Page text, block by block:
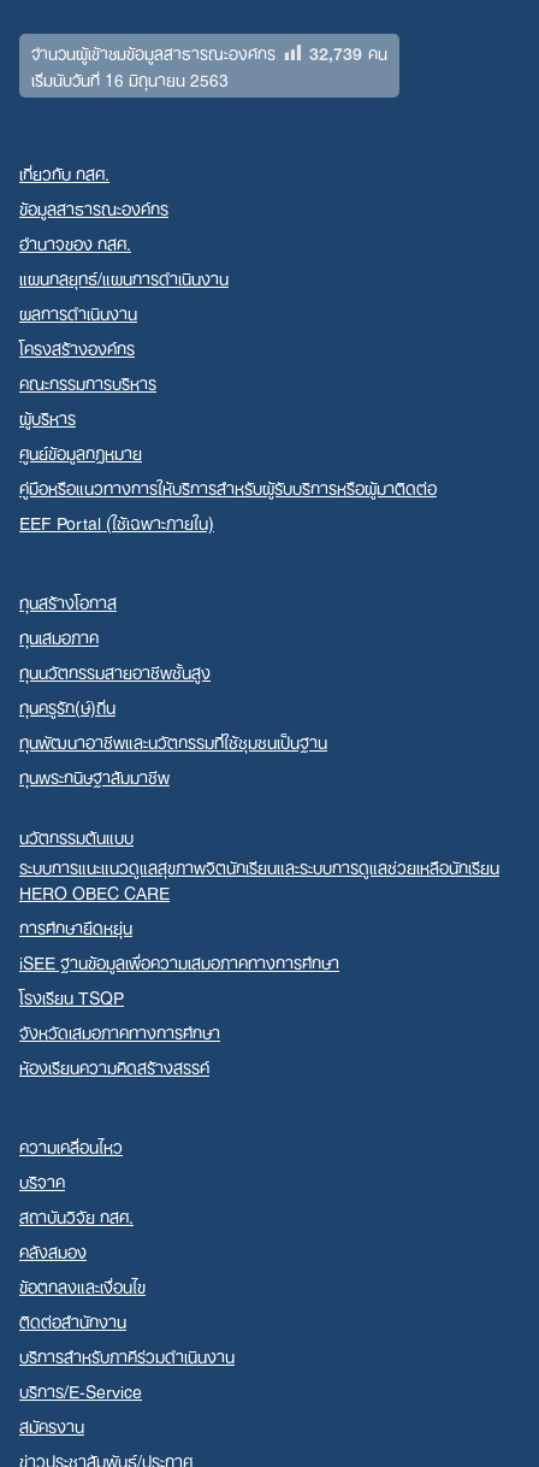
จำนวนผู้เข้าชมข้อมูลสาธารณะองค์กร 32,739คน
เริ่มนับวันที่ 16 มิถุนายน 2563
เกี่ยวกับ กสศ.
ข้อมูลสาธารณะองค์กร
อำนาจของ กสศ.
แผนกลยุทธ์/แผนการดำเนินงาน
ผลการดำเนินงาน
โครงสร้างองค์กร
คณะกรรมการบริหาร
ผู้บริหาร
ศูนย์ข้อมูลกฎหมาย
คู่มือหรือแนวทางการให้บริการสำหรับผู้รับบริการหรือผู้มาติดต่อ
EEF Portal (ใช้เฉพาะภายใน)
ทุนสร้างโอกาส
ทุนเสมอภาค
ทุนนวัตกรรมสายอาชีพชั้นสูง
ทุนครูรัก(ษ์)ถิ่น
ทุนพัฒนาอาชีพและนวัตกรรมที่ใช้ชุมชนเป็นฐาน
ทุนพระกนิษฐาสัมมาชีพ
นวัตกรรมต้นแบบ
ระบบการแนะแนวดูแลสุขภาพจิตนักเรียนและระบบการดูแลช่วยเหลือนักเรียน
HERO OBEC CARE
การศึกษายืดหยุ่น
iSEE ฐานข้อมูลเพื่อความเสมอภาคทางการศึกษา
โรงเรียน TSQP
จังหวัดเสมอภาคทางการศึกษา
ห้องเรียนความคิดสร้างสรรค์
ความเคลื่อนไหว
บริจาค
สถาบันวิจัย กสศ.
คลังสมอง
ข้อตกลงและเงื่อนไข
ติดต่อสำนักงาน
บริการสำหรับภาคีร่วมดำเนินงาน
บริการ/E-Service
สมัครงาน
ข่าวประชาสัมพันธ์/ประกาศ